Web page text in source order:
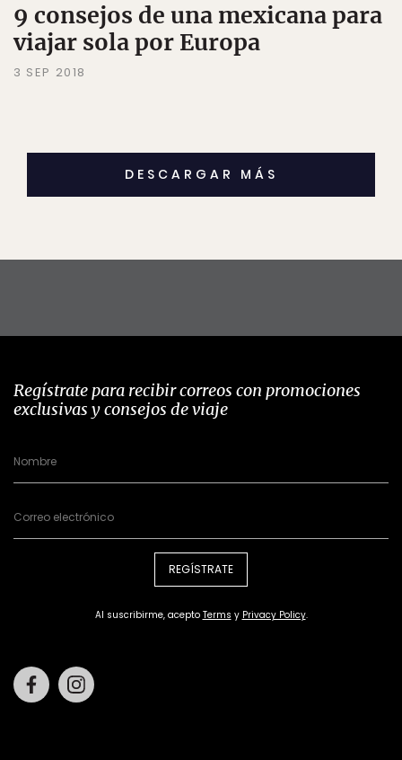
9 consejos de una mexicana para
viajar sola por Europa
3 SEP 2018
DESCARGAR MÁS
Regístrate para recibir correos con promociones
exclusivas y consejos de viaje
REGÍSTRATE
Al suscribirme, acepto Terms y Privacy Policy.
Facebook